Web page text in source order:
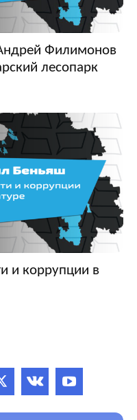
Филимонов
лесопарк
и коррупции в